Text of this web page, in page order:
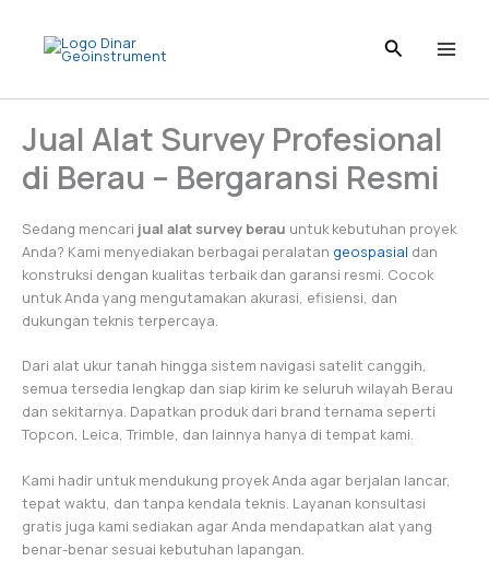
content
Jual Alat Survey Profesional
di Berau – Bergaransi Resmi
Sedang mencari jual alat survey berau untuk kebutuhan proyek
Anda? Kami menyediakan berbagai peralatan geospasial dan
konstruksi dengan kualitas terbaik dan garansi resmi. Cocok
untuk Anda yang mengutamakan akurasi, efisiensi, dan
dukungan teknis terpercaya.
Dari alat ukur tanah hingga sistem navigasi satelit canggih,
semua tersedia lengkap dan siap kirim ke seluruh wilayah Berau
dan sekitarnya. Dapatkan produk dari brand ternama seperti
Topcon, Leica, Trimble, dan lainnya hanya di tempat kami.
Kami hadir untuk mendukung proyek Anda agar berjalan lancar,
tepat waktu, dan tanpa kendala teknis. Layanan konsultasi
gratis juga kami sediakan agar Anda mendapatkan alat yang
benar-benar sesuai kebutuhan lapangan.